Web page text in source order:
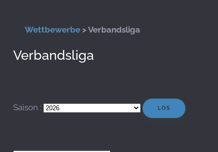
Wettbewerbe > Verbandsliga
Verbandsliga
Saison :